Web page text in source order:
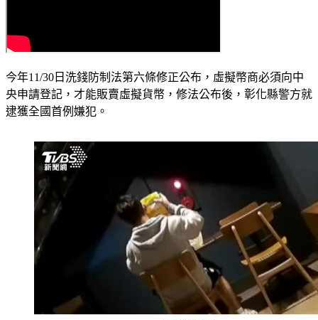
今年11/30日洗錢防制法第六條修正公布，虛擬幣商必須向中
央申請登記，才能販賣虛擬貨幣，修法公布後，彰化縣警方就
逮獲全國首例嫌犯。